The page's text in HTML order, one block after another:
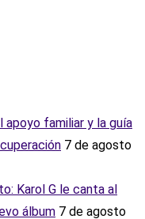
apoyo familiar y la guía
7 de agosto
Karol G le canta al
álbum 7 de agosto